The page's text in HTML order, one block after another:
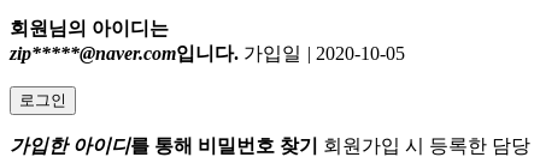
회원님의 아이디는
zip*****@naver.com입니다. 가입일 | 2020-10-05
로그인
가입한 아이디를 통해 비밀번호 찾기
회원가입 시 등록한 담당